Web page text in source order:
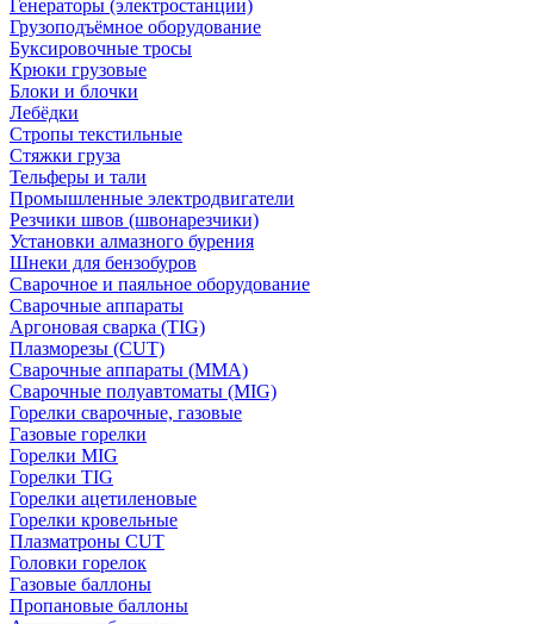
Генераторы (электростанции)
Грузоподъёмное оборудование
Буксировочные тросы
Крюки грузовые
Блоки и блочки
Лебёдки
Стропы текстильные
Стяжки груза
Тельферы и тали
Промышленные электродвигатели
Резчики швов (швонарезчики)
Установки алмазного бурения
Шнеки для бензобуров
Сварочное и паяльное оборудование
Сварочные аппараты
Аргоновая сварка (TIG)
Плазморезы (CUT)
Сварочные аппараты (MMA)
Сварочные полуавтоматы (MIG)
Горелки сварочные, газовые
Газовые горелки
Горелки MIG
Горелки TIG
Горелки ацетиленовые
Горелки кровельные
Плазматроны CUT
Головки горелок
Газовые баллоны
Пропановые баллоны